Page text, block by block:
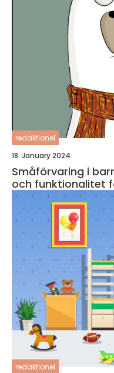
redaktionel
18. January 2024
Småförvaring i
och funktionalitet
redaktionel